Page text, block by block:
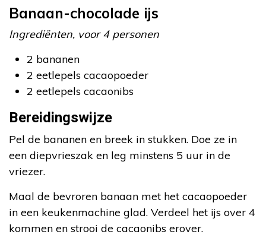
Banaan-chocolade ijs
Ingrediënten, voor 4 personen
2 bananen
2 eetlepels cacaopoeder
2 eetlepels cacaonibs
Bereidingswijze
Pel de bananen en breek in stukken. Doe ze in
een diepvrieszak en leg minstens 5 uur in de
vriezer.
Maal de bevroren banaan met het cacaopoeder
in een keukenmachine glad. Verdeel het ijs over 4
kommen en strooi de cacaonibs erover.